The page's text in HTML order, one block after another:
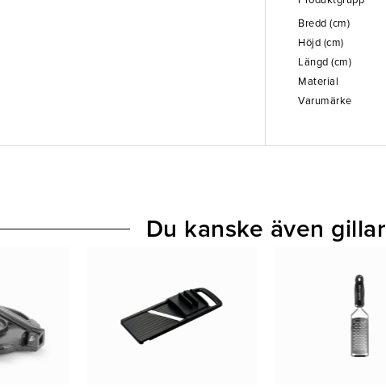
Bredd (cm)
Höjd (cm)
Längd (cm)
Material
Varumärke
Du kanske även gillar